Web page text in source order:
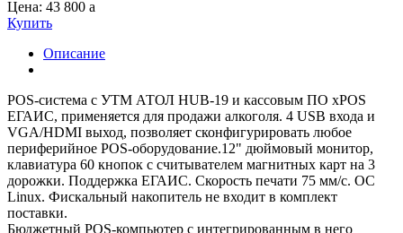
Цена: 43 800 a
Купить
Описание
POS-система с УТМ АТОЛ HUB-19 и кассовым ПО xPOS
ЕГАИС, применяется для продажи алкоголя. 4 USB входа и
VGA/HDMI выход, позволяет сконфигурировать любое
периферийное POS-оборудование.12" дюймовый монитор,
клавиатура 60 кнопок c считывателем магнитных карт на 3
дорожки. Поддержка ЕГАИС. Скорость печати 75 мм/с. OC
Linux. Фискальный накопитель не входит в комплект
поставки.
Бюджетный POS-компьютер с интегрированным в него